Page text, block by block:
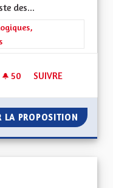
des...
: Les transitions
50 50 ABONNÉS
SUIVRE
LA PROPOSITION